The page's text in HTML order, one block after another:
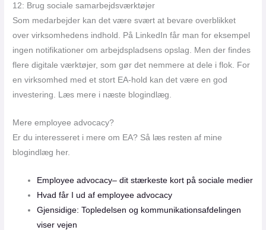
12: Brug sociale samarbejdsværktøjer
Som medarbejder kan det være svært at bevare overblikket
over virksomhedens indhold. På LinkedIn får man for eksempel
ingen notifikationer om arbejdspladsens opslag. Men der findes
flere digitale værktøjer, som gør det nemmere at dele i flok. For
en virksomhed med et stort EA-hold kan det være en god
investering. Læs mere i næste blogindlæg.
Mere employee advocacy?
Er du interesseret i mere om EA? Så læs resten af mine
blogindlæg her.
Employee advocacy– dit stærkeste kort på sociale medier
Hvad får I ud af employee advocacy
Gjensidige: Topledelsen og kommunikationsafdelingen
viser vejen